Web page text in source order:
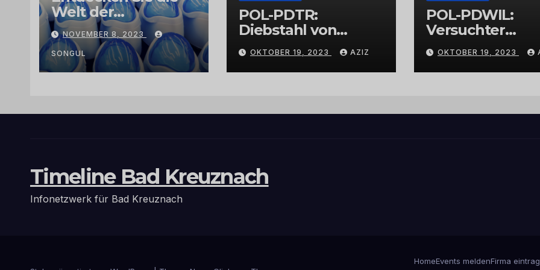
Welt der
Exklusivität:
Arganöl,
Kaktusfeigenkernöl
und
vertrauenswürdige
NOVEMBER 8, 2023
SONGUL
POL-PDTR:
Diebstahl von
Grabschmuck
OKTOBER 19, 2023 AZIZ
POL-PDWIL:
Versuchter
Einbruch im
Gewerbegebiet
Wittlich
OKTOBER 19, 2023
Timeline Bad Kreuznach
Infonetzwerk für Bad Kreuznach
HomeEvents meldenFirma